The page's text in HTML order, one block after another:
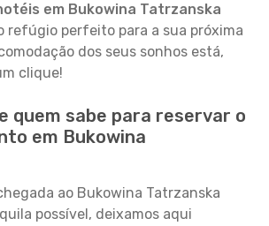
em Bukowina Tatrzanska
refúgio perfeito para a sua próxima
dos seus sonhos está,
clique!
quem sabe para reservar o
em Bukowina
ao Bukowina Tatrzanska
possível, deixamos aqui